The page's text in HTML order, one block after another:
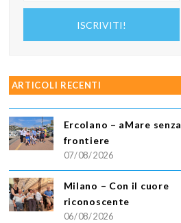
ISCRIVITI!
ARTICOLI RECENTI
Ercolano – aMare senza
frontiere
07/08/2026
Milano – Con il cuore
riconoscente
06/08/2026